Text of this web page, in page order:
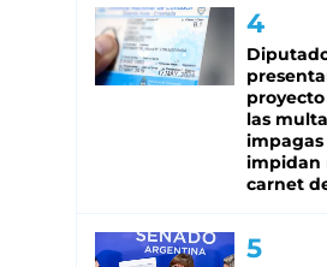
las
impagas
impidan
carnet